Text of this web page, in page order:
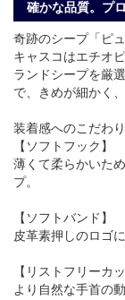
確かな品質。プ
奇跡のシープ「ピ
キャスコはエチオ
ランドシープを厳
で、きめが細かく
装着感へのこだわり
【ソフトフック】
薄くて柔らかいた
プ。
【ソフトバンド】
皮革素押しのロゴ
【リストフリーカッ
より自然な手首の